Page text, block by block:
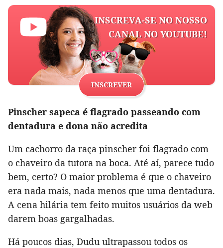
INSCREVA-SE NO NOSSO
CANAL NO YOUTUBE!
INSCREVER
Pinscher sapeca é flagrado passeando com
dentadura e dona não acredita
Um cachorro da raça pinscher foi flagrado com
o chaveiro da tutora na boca. Até aí, parece tudo
bem, certo? O maior problema é que o chaveiro
era nada mais, nada menos que uma dentadura.
A cena hilária tem feito muitos usuários da web
darem boas gargalhadas.
Há poucos dias, Dudu ultrapassou todos os